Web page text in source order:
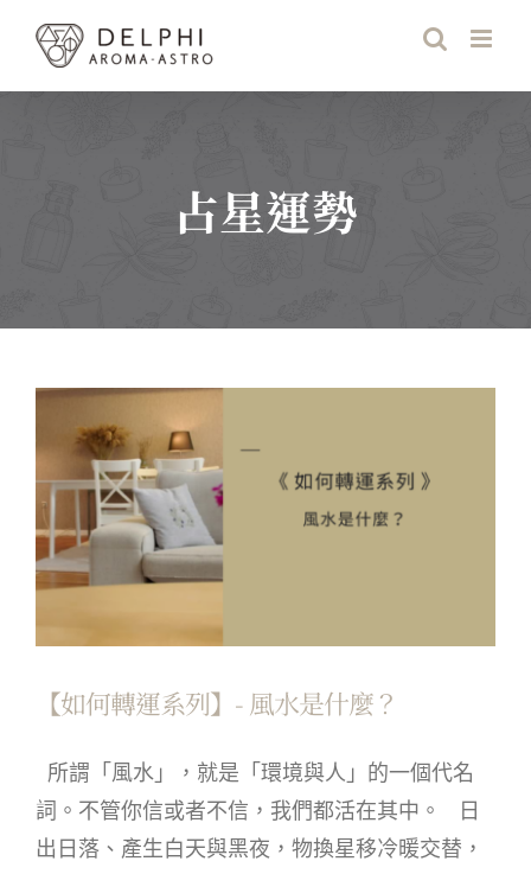
content
占星運勢
【如何轉運系列】- 風水是什麼？
所謂「風水」，就是「環境與人」的一個代名
詞。不管你信或者不信，我們都活在其中。 日
出日落、產生白天與黑夜，物換星移冷暖交替，